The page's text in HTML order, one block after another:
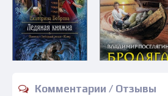
Комментарии / Отзывы